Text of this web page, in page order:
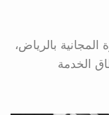
بالرياض،
الخدمة